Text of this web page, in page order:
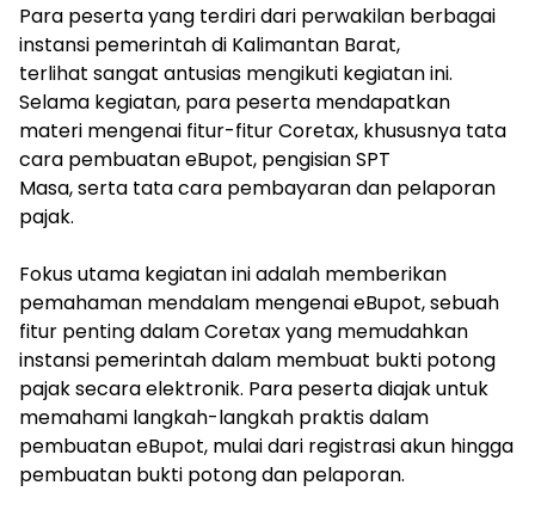
Para peserta yang terdiri dari perwakilan berbagai
instansi pemerintah di Kalimantan Barat,
terlihat sangat antusias mengikuti kegiatan ini.
Selama kegiatan, para peserta mendapatkan
materi mengenai fitur-fitur Coretax, khususnya tata
cara pembuatan eBupot, pengisian SPT
Masa, serta tata cara pembayaran dan pelaporan
pajak.
Fokus utama kegiatan ini adalah memberikan
pemahaman mendalam mengenai eBupot, sebuah
fitur penting dalam Coretax yang memudahkan
instansi pemerintah dalam membuat bukti potong
pajak secara elektronik. Para peserta diajak untuk
memahami langkah-langkah praktis dalam
pembuatan eBupot, mulai dari registrasi akun hingga
pembuatan bukti potong dan pelaporan.